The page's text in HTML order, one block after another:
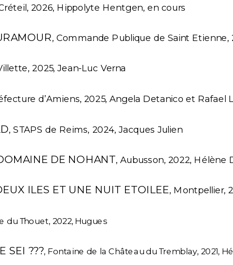
2026, Hippolyte Hentgen, en cours
, Commande Publique de Saint Etienne,
2025, Jean-Luc Verna
d’Amiens, 2025, Angela Detanico et Rafael
, STAPS de Reims, 2024, Jacques Julien
DE NOHANT, Aubusson, 2022, Hélène
ILES ET UNE NUIT ETOILEE, Montpellier,
du Thouet, 2022, Hugues
SEI ???, Fontaine de la Château du Tremblay, 2021,